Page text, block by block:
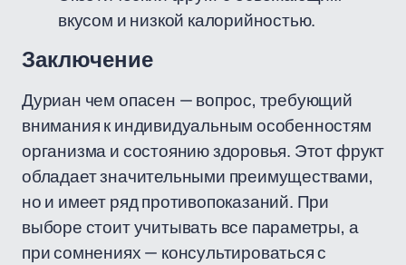
вкусом и низкой калорийностью.
Заключение
Дуриан чем опасен — вопрос, требующий
внимания к индивидуальным особенностям
организма и состоянию здоровья. Этот фрукт
обладает значительными преимуществами,
но и имеет ряд противопоказаний. При
выборе стоит учитывать все параметры, а
при сомнениях — консультироваться с